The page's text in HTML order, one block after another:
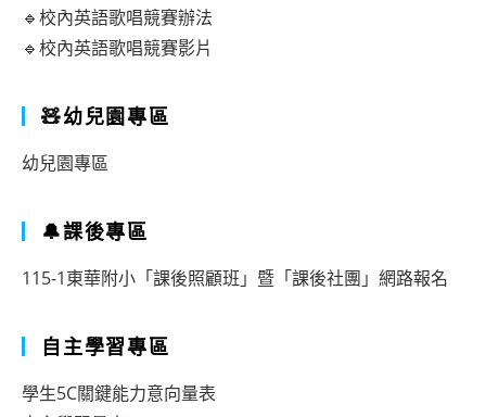
🔹校內英語歌唱競賽辦法
🔹校內英語歌唱競賽影片
🧸幼兒園專區
幼兒園專區
🔔課後專區
115-1東華附小「課後照顧班」暨「課後社團」網路報名
自主學習專區
學生5C關鍵能力意向量表